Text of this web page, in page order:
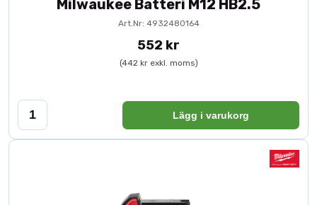
Milwaukee Batteri M12 HB2.5
Art.Nr: 4932480164
552 kr
(442 kr exkl. moms)
Lägg i varukorg